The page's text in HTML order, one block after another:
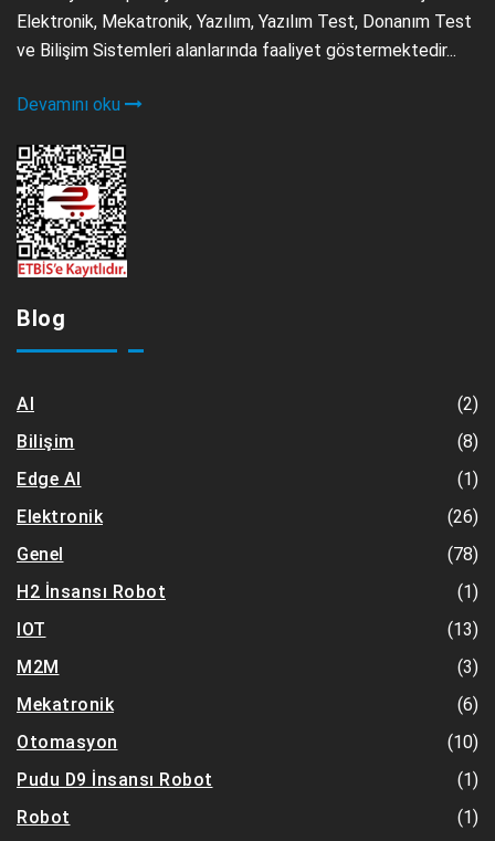
Elektronik, Mekatronik, Yazılım, Yazılım Test, Donanım Test
ve Bilişim Sistemleri alanlarında faaliyet göstermektedir...
Devamını oku
Blog
AI
(2)
Bilişim
(8)
Edge AI
(1)
Elektronik
(26)
Genel
(78)
H2 İnsansı Robot
(1)
IOT
(13)
M2M
(3)
Mekatronik
(6)
Otomasyon
(10)
Pudu D9 İnsansı Robot
(1)
Robot
(1)